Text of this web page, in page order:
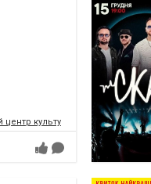
культури і мистецтв